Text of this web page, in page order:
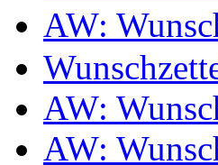
AW:
AW:
AW: